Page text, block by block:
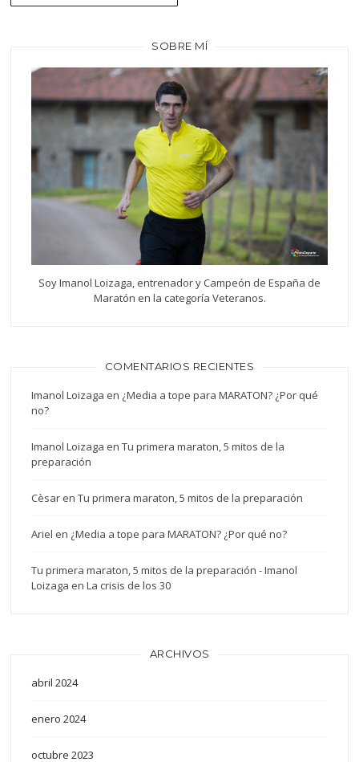
SOBRE MÍ
Soy Imanol Loizaga, entrenador y Campeón de España de
Maratón en la categoría Veteranos.
COMENTARIOS RECIENTES
Imanol Loizaga en ¿Media a tope para MARATON? ¿Por qué
no?
Imanol Loizaga enTu primera maraton, 5 mitos de la
preparación
Cèsar enTu primera maraton, 5 mitos de la preparación
Ariel en ¿Media a tope para MARATON? ¿Por qué no?
Tu primera maraton, 5 mitos de la preparación - Imanol
Loizaga enLa crisis de los 30
ARCHIVOS
abril 2024
enero 2024
octubre 2023